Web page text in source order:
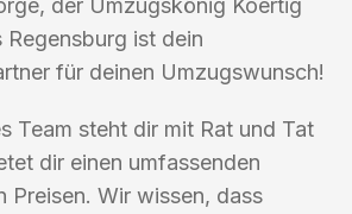
der Umzugskönig Koertig
Regensburg ist dein
für deinen Umzugswunsch!
Team steht dir mit Rat und Tat
dir einen umfassenden
Preisen. Wir wissen, dass